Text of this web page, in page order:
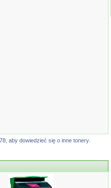
aby dowiedzieć się o inne tonery.